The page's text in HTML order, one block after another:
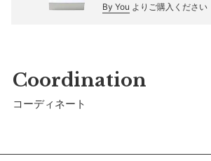
By You よりご購入ください
Coordination
コーディネート